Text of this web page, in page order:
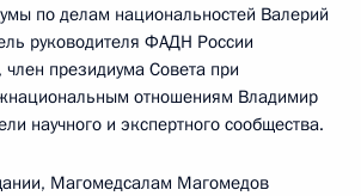
по делам национальностей Валерий
руководителя ФАДН России
президиума Совета при
отношениям Владимир
научного и экспертного сообщества.
Магомедсалам Магомедов